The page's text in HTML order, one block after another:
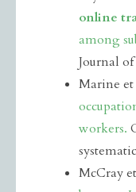
online
among
Journal of
Marine et
workers.
systematic
McCray